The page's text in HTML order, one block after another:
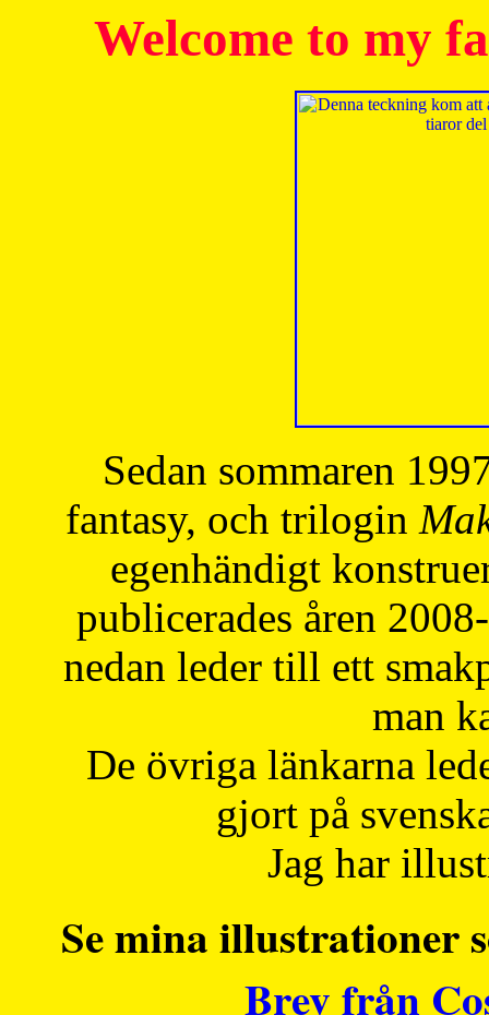
Welcome to my
Sedan sommaren
fantasy, och trilogin
egenhändigt
publicerades åren
nedan leder till ett
man
De övriga länkarna
gjort på
Jag har
Se mina illustrationer
Brev från